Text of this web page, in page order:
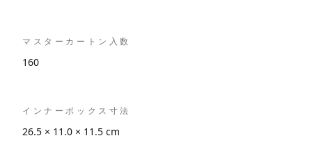
マスターカートン入数
160
インナーボックス寸法
26.5 × 11.0 × 11.5 cm